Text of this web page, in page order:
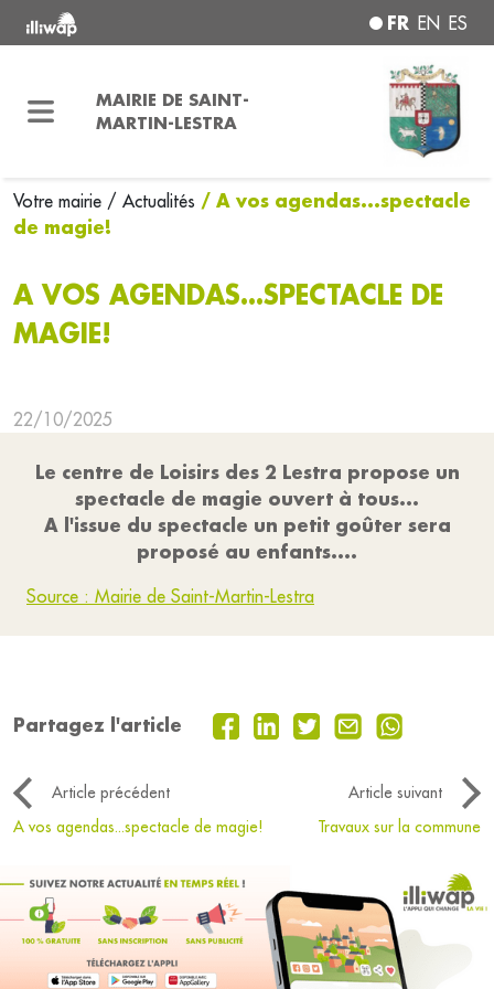
FR EN ES
MAIRIE DE SAINT-
MARTIN-LESTRA
Votre mairie / Actualités / A vos agendas...spectacle
de magie!
A VOS AGENDAS...SPECTACLE DE
MAGIE!
22/10/2025
Le centre de Loisirs des 2 Lestra propose un
spectacle de magie ouvert à tous...
A l'issue du spectacle un petit goûter sera
proposé au enfants....
Source : Mairie de Saint-Martin-Lestra
Partagez l'article
Article précédent
Article suivant
A vos agendas...spectacle de magie!
Travaux sur la commune